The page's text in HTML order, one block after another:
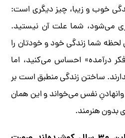
خوب و زیبا، چیز دیگری است:
می‌شود، شما علت آن نیستید.
شما زندگی خود و خودتان را
درآمده» احساس می‌کنید، اما
ساختن زندگی منطبق است بر
نفس می‌خواند و این همان
بدون هنرمند.